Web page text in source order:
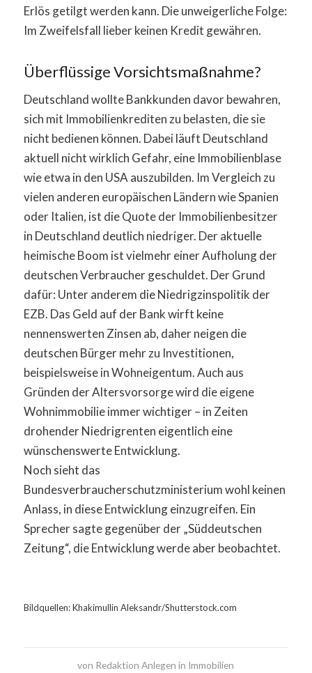
Erlös getilgt werden kann. Die unweigerliche Folge:
Im Zweifelsfall lieber keinen Kredit gewähren.
Überflüssige Vorsichtsmaßnahme?
Deutschland wollte Bankkunden davor bewahren,
sich mit Immobilienkrediten zu belasten, die sie
nicht bedienen können. Dabei läuft Deutschland
aktuell nicht wirklich Gefahr, eine Immobilienblase
wie etwa in den USA auszubilden. Im Vergleich zu
vielen anderen europäischen Ländern wie Spanien
oder Italien, ist die Quote der Immobilienbesitzer
in Deutschland deutlich niedriger. Der aktuelle
heimische Boom ist vielmehr einer Aufholung der
deutschen Verbraucher geschuldet. Der Grund
dafür: Unter anderem die Niedrigzinspolitik der
EZB. Das Geld auf der Bank wirft keine
nennenswerten Zinsen ab, daher neigen die
deutschen Bürger mehr zu Investitionen,
beispielsweise in Wohneigentum. Auch aus
Gründen der Altersvorsorge wird die eigene
Wohnimmobilie immer wichtiger – in Zeiten
drohender Niedrigrenten eigentlich eine
wünschenswerte Entwicklung.
Noch sieht das
Bundesverbraucherschutzministerium wohl keinen
Anlass, in diese Entwicklung einzugreifen. Ein
Sprecher sagte gegenüber der „Süddeutschen
Zeitung“, die Entwicklung werde aber beobachtet.
Bildquellen: Khakimullin Aleksandr/Shutterstock.com
von Redaktion Anlegen in Immobilien